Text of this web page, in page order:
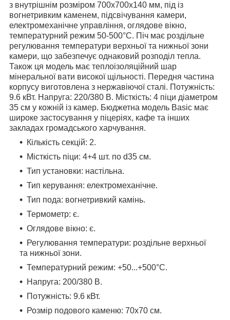
з внутрішнім розміром 700х700х140 мм, під із
вогнетривким каменем, підсвічування камери,
електромеханічне управління, оглядове вікно,
температурний режим 50-500°C. Піч має роздільне
регулювання температури верхньої та нижньої зони
камери, що забезпечує однаковий розподіл тепла.
Також ця модель має теплоізоляційний шар
мінеральної вати високої щільності. Передня частина
корпусу виготовлена ​​з нержавіючої сталі. Потужність:
9.6 кВт. Напруга: 220/380 В. Місткість: 4 піци діаметром
35 см у кожній із камер. Бюджетна модель Basic має
широке застосування у піцеріях, кафе та інших
закладах громадського харчування.
Кількість секцій: 2.
Місткість піци: 4+4 шт. по d35 см.
Тип установки: настільна.
Тип керування: електромеханічне.
Тип пода: вогнетривкий камінь.
Термометр: є.
Оглядове вікно: є.
Регулювання температури: роздільне верхньої
та нижньої зони.
Температурний режим: +50...+500°C.
Напруга: 200/380 В.
Потужність: 9.6 кВт.
Розмір подового каменю: 70х70 см.